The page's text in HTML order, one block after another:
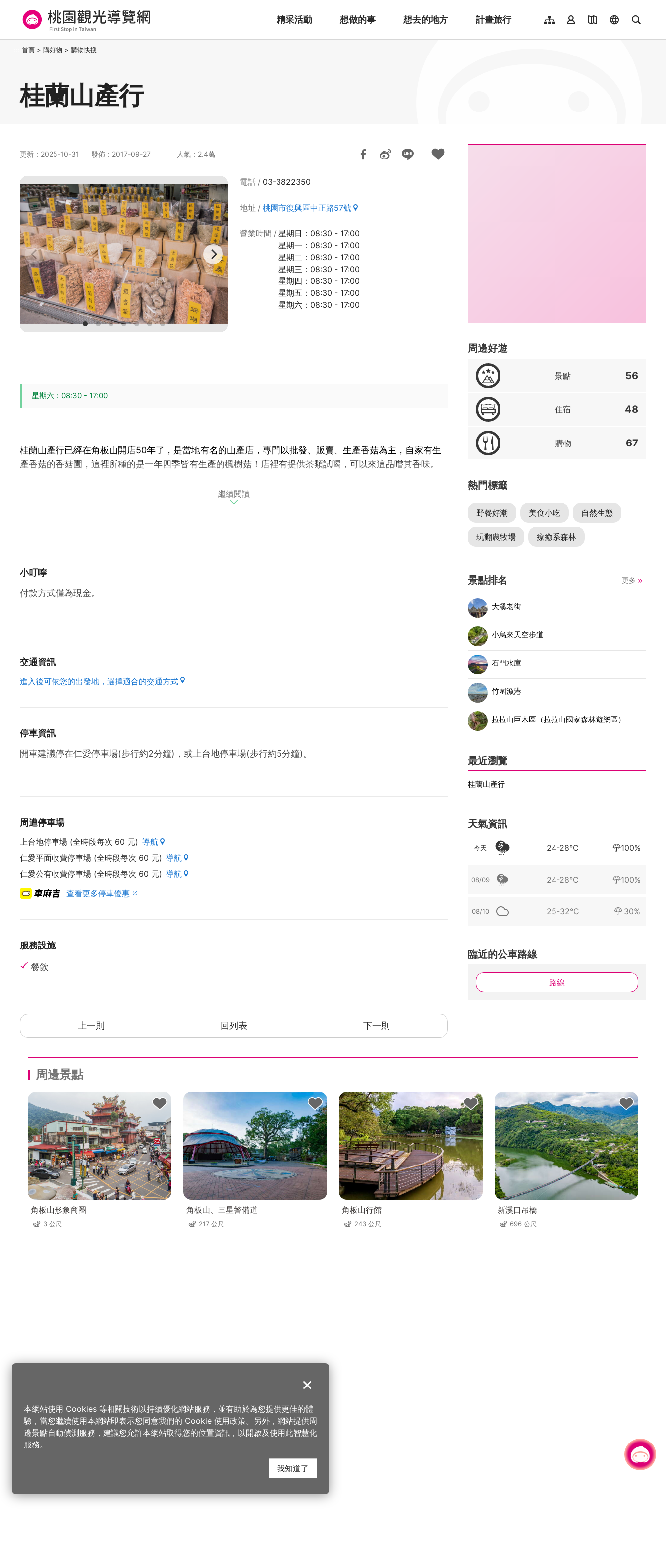
要
桃園觀光導覽網
精采活動 想做的事 想去的地方 計畫旅行
網站導覽會員登入地圖導覽language全文檢
首頁 > 購好物 > 購物快搜
桂蘭山產行
更新：2025-10-31 發佈：2017-09-27 人氣：2.4萬
電話 03-3822350
地址 桃園市復興區中正路57號
營業時間
星期日：08:30 - 17:00
星期一：08:30 - 17:00
星期二：08:30 - 17:00
星期三：08:30 - 17:00
星期四：08:30 - 17:00
星期五：08:30 - 17:00
星期六：08:30 - 17:00
星期六：08:30 - 17:00
桂蘭山產行已經在角板山開店50年了，是當地有名的山產店，專門以批發、販賣、生產香菇為主，自家有生
產香菇的香菇園，這裡所種的是一年四季皆有生產的楓樹菇！店裡有提供茶類試喝，可以來這品嚐其香味。
熱門商品：各式菇類、各式花茶、柴菇、七葉膽、靈芝、金針。
繼續閱讀
小叮嚀
付款方式僅為現金。
交通資訊
進入後可依您的出發地，選擇適合的交通方式
停車資訊
開車建議停在仁愛停車場(步行約2分鐘)，或上台地停車場(步行約5分鐘)。
周遭停車場
上台地停車場 (全時段每次 60 元) 導航
仁愛平面收費停車場 (全時段每次 60 元) 導航
仁愛公有收費停車場 (全時段每次 60 元) 導航
查看更多停車優惠
服務設施
餐飲
上一則 回列表 下一則
:::
周邊好遊
景點 56
住宿 48
購物 67
熱門標籤
野餐好潮 美食小吃 自然生態
玩翻農牧場 療癒系森林
景點排名 更多
大溪老街
小烏來天空步道
石門水庫
竹圍漁港
拉拉山巨木區（拉拉山國家森林遊樂區）
最近瀏覽
桂蘭山產行
天氣資訊
今天 24-28°C 100%
08/09 24-28°C 100%
08/10 25-32°C 30%
臨近的公車路線
路線
周邊景點
角板山形象商圈
3 公尺
角板山、三星警備道
217 公尺
角板山行館
243 公尺
新溪口吊橋
696 公尺
關閉
本網站使用 Cookies 等相關技術以持續優化網站服務，並有助於為您提供更佳的體
驗，當您繼續使用本網站即表示您同意我們的 Cookie 使用政策。另外，網站提供周
邊景點自動偵測服務，建議您允許本網站取得您的位置資訊，以開啟及使用此智慧化
服務。
我知道了